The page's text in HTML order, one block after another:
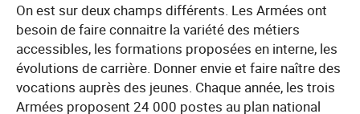
On est sur deux champs différents. Les Armées ont
besoin de faire connaitre la variété des métiers
accessibles, les formations proposées en interne, les
évolutions de carrière. Donner envie et faire naître des
vocations auprès des jeunes. Chaque année, les trois
Armées proposent 24 000 postes au plan national